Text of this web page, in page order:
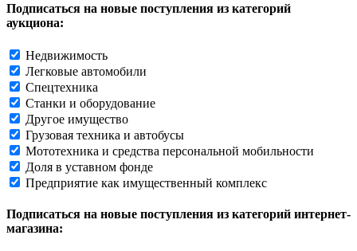
Подписаться на новые поступления из категорий
аукциона:
Недвижимость
Легковые автомобили
Спецтехника
Станки и оборудование
Другое имущество
Грузовая техника и автобусы
Мототехника и средства персональной мобильности
Доля в уставном фонде
Предприятие как имущественный комплекс
Подписаться на новые поступления из категорий интернет-
магазина: